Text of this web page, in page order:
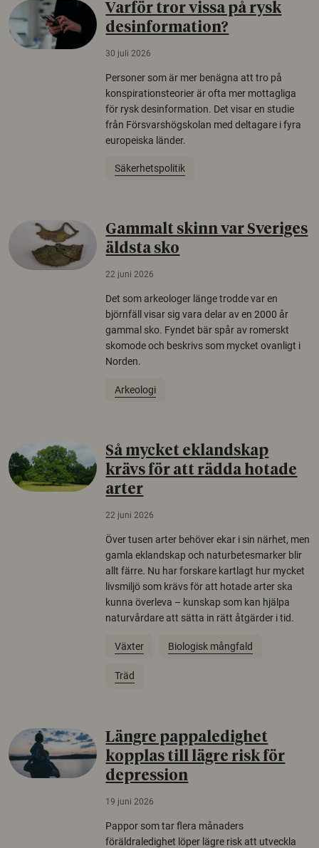
Varför tror vissa på rysk
desinformation?
30 juli 2026
Personer som är mer benägna att tro på
konspirationsteorier är ofta mer mottagliga
för rysk desinformation. Det visar en studie
från Försvarshögskolan med deltagare i fyra
europeiska länder.
Säkerhetspolitik
Gammalt skinn var Sveriges
äldsta sko
22 juni 2026
Det som arkeologer länge trodde var en
björnfäll visar sig vara delar av en 2000 år
gammal sko. Fyndet bär spår av romerskt
skomode och beskrivs som mycket ovanligt i
Norden.
Arkeologi
Så mycket eklandskap
krävs för att rädda hotade
arter
22 juni 2026
Över tusen arter behöver ekar i sin närhet, men
gamla eklandskap och naturbetesmarker blir
allt färre. Nu har forskare kartlagt hur mycket
livsmiljö som krävs för att hotade arter ska
kunna överleva – kunskap som kan hjälpa
naturvårdare att sätta in rätt åtgärder i tid.
Växter Biologisk mångfald
Träd
Längre pappaledighet
kopplas till lägre risk för
depression
19 juni 2026
Pappor som tar flera månaders
föräldraledighet löper lägre risk att utveckla